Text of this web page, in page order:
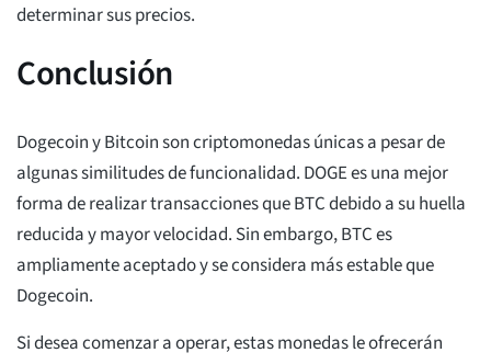
determinar sus precios.
Conclusión
Dogecoin y Bitcoin son criptomonedas únicas a pesar de
algunas similitudes de funcionalidad. DOGE es una mejor
forma de realizar transacciones que BTC debido a su huella
reducida y mayor velocidad. Sin embargo, BTC es
ampliamente aceptado y se considera más estable que
Dogecoin.
Si desea comenzar a operar, estas monedas le ofrecerán